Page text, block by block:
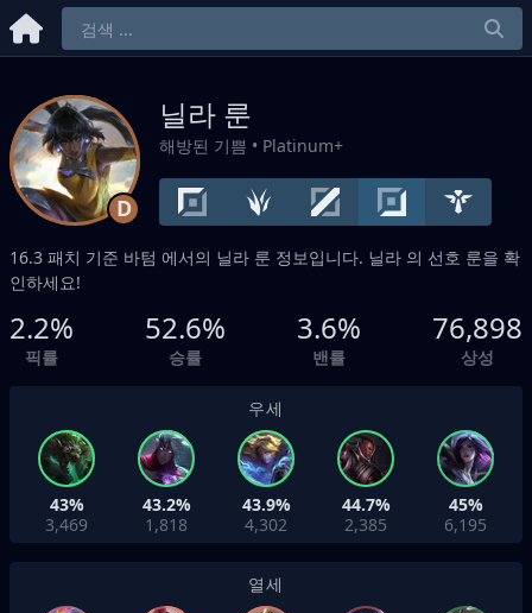
D
닐라 룬
해방된 기쁨 • Platinum+
16.3 패치 기준 바텀 에서의 닐라 룬 정보입니다. 닐라 의 선호 룬을 확
인하세요!
2.2%
픽률
52.6%
승률
3.6%
밴률
76,898
상성
우세
43%
3,469
43.2%
1,818
43.9%
4,302
44.7%
2,385
45%
6,195
열세